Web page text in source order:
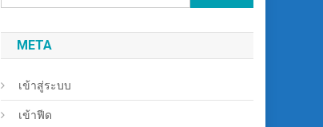
สำหรับ:
META
เข้าสู่ระบบ
เข้าฟีด